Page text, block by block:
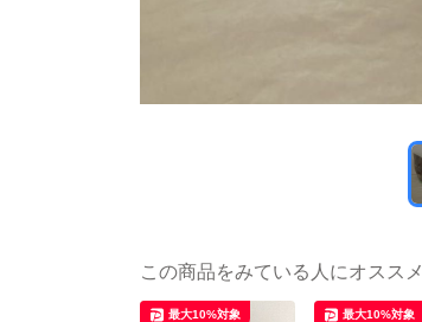
この商品をみている人にオススメ
最大10%対象 最大10%対象